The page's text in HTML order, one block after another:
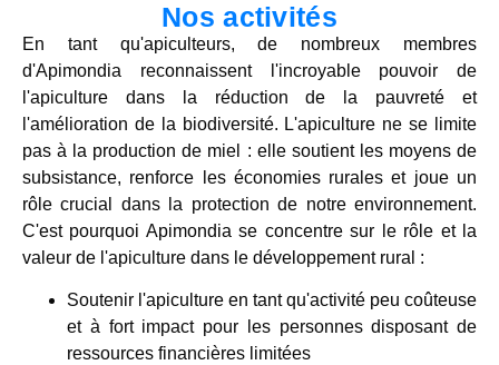
Nos activités
En tant qu'apiculteurs, de nombreux membres
d'Apimondia reconnaissent l'incroyable pouvoir de
l'apiculture dans la réduction de la pauvreté et
l'amélioration de la biodiversité. L'apiculture ne se limite
pas à la production de miel : elle soutient les moyens de
subsistance, renforce les économies rurales et joue un
rôle crucial dans la protection de notre environnement.
C'est pourquoi Apimondia se concentre sur le rôle et la
valeur de l'apiculture dans le développement rural :
Soutenir l'apiculture en tant qu'activité peu coûteuse
et à fort impact pour les personnes disposant de
ressources financières limitées